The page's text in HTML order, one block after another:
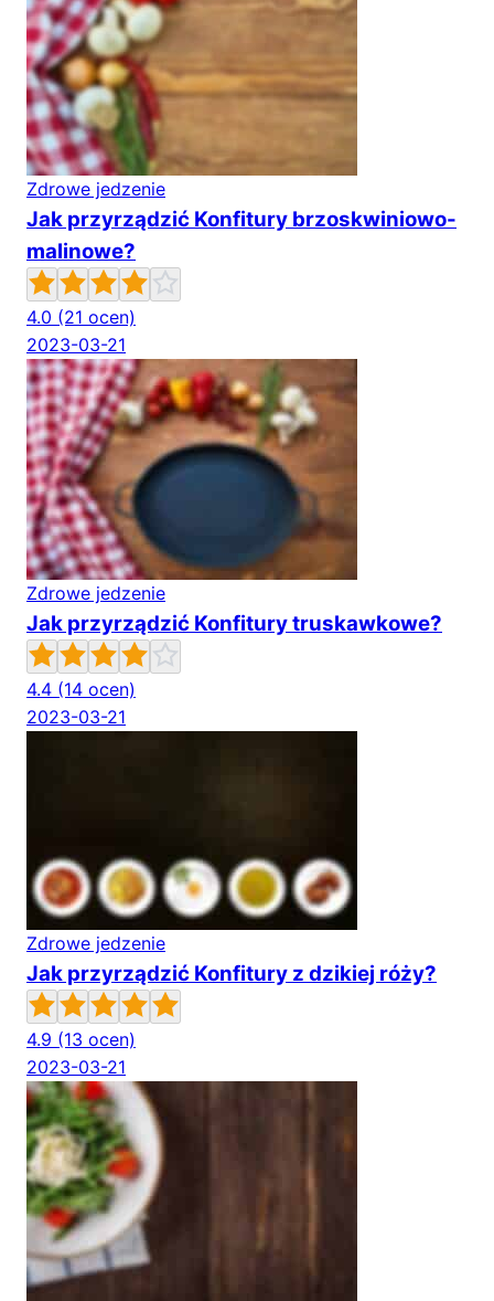
Zdrowe jedzenie
Jak przyrządzić Konfitury brzoskwiniowo-
malinowe?
4.0 (21 ocen)
2023-03-21
Zdrowe jedzenie
Jak przyrządzić Konfitury truskawkowe?
4.4 (14 ocen)
2023-03-21
Zdrowe jedzenie
Jak przyrządzić Konfitury z dzikiej róży?
4.9 (13 ocen)
2023-03-21